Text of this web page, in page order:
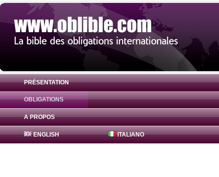
PRÉSENTATION
OBLIGATIONS
A PROPOS
ENGLISH ITALIANO
Obligation Freddie Mac Bonds 0.75% (